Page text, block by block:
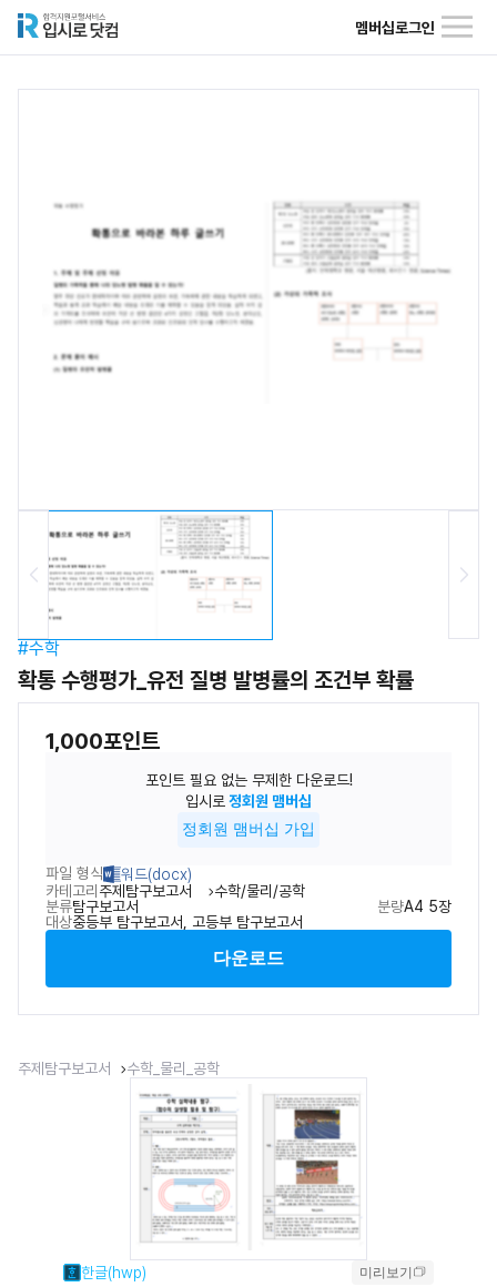
멤버십로그인
Previous
#수학
확통 수행평가_유전 질병 발병률의 조건부 확률
1,000포인트
포인트 필요 없는 무제한 다운로드!
입시로 정회원 맴버십
정회원 맴버십 가입
파일 형식
카테고리 주제탐구보고서
수학/물리/공학
분류탐구보고서 분량A4 5장
대상중등부 탐구보고서, 고등부 탐구보고서
다운로드
주제탐구보고서 수학_물리_공학
미리보기